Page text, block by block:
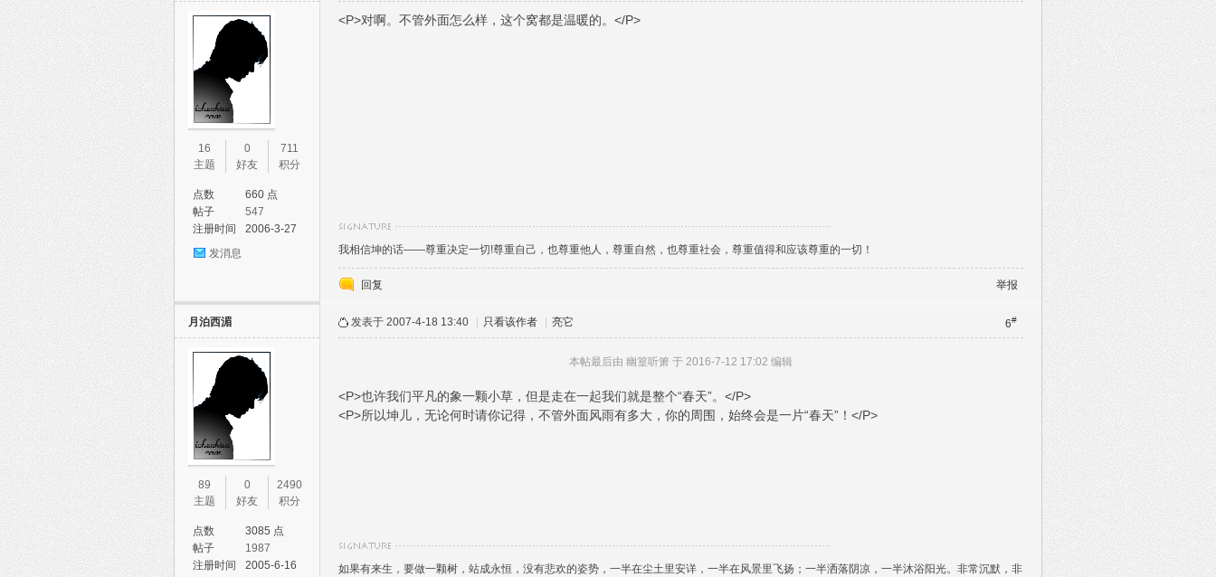
16
主题
0
好友
711
积分
点数
660 点
帖子
547
注册时间
2006-3-27
发消息
<P>对啊。不管外面怎么样，这个窝都是温暖的。</P>
我相信坤的话——尊重决定一切!尊重自己，也尊重他人，尊重自然，也尊重社会，尊重值得和应该尊重的一切！
回复 举报
月泊西湄
89
主题
0
好友
2490
积分
点数
3085 点
帖子
1987
注册时间
2005-6-16
6#
发表于 2007-4-18 13:40 只看该作者 亮它
本帖最后由 幽篁听箫 于 2016-7-12 17:02 编辑
<P>也许我们平凡的象一颗小草，但是走在一起我们就是整个“春天”。</P>
<P>所以坤儿，无论何时请你记得，不管外面风雨有多大，你的周围，始终会是一片“春天”！</P>
如果有来生，要做一颗树，站成永恒，没有悲欢的姿势，一半在尘土里安详，一半在风景里飞扬；一半洒落阴凉，一半沐浴阳光。非常沉默，非